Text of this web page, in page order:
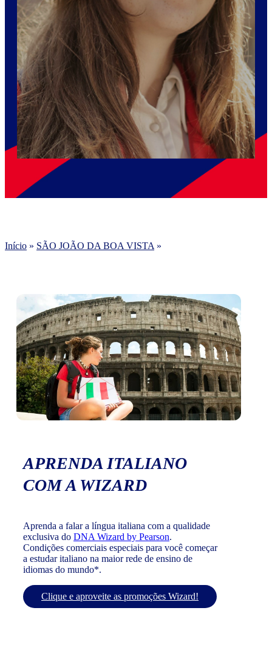
Início » SÃO JOÃO DA BOA VISTA »
APRENDA ITALIANO
COM A WIZARD
Aprenda a falar a língua italiana com a qualidade
exclusiva do DNA Wizard by Pearson.
Condições comerciais especiais para você começar
a estudar italiano na maior rede de ensino de
idiomas do mundo*.
Clique e aproveite as promoções Wizard!